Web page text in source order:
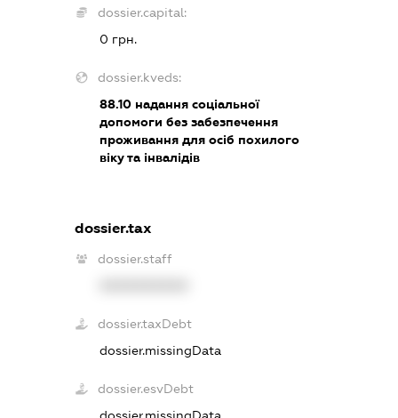
dossier.capital:
0 грн.
dossier.kveds:
88.10надання соціальної
допомоги без забезпечення
проживання для осіб похилого
віку та інвалідів
dossier.tax
dossier.staff
dossier.taxDebt
dossier.missingData
dossier.esvDebt
dossier.missingData